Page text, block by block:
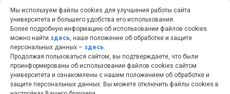
+7 (846) 267-49-99
help@ssau.ru
Мы используем файлы cookies для улучшения работы сайта
университета и большего удобства его использования.
Более подробную информацию об использовании файлов cookies
можно найти здесь, наше положение об обработке и защите
персональных данных – здесь.
Продолжая пользоваться сайтом, вы подтверждаете, что были
проинформированы об использовании файлов cookies сайтом
университета и ознакомлены с нашим положением об обработке и
защите персональных данных. Вы можете отключить файлы cookies в